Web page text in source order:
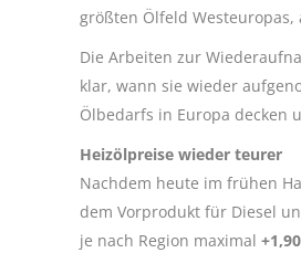
größten Ölfeld
Die Arbeiten zur
klar, wann sie wieder
Ölbedarfs in Europa decken
Heizölpreise wieder teurer
Nachdem heute im frühen
dem Vorprodukt für Diesel
je nach Region maximal